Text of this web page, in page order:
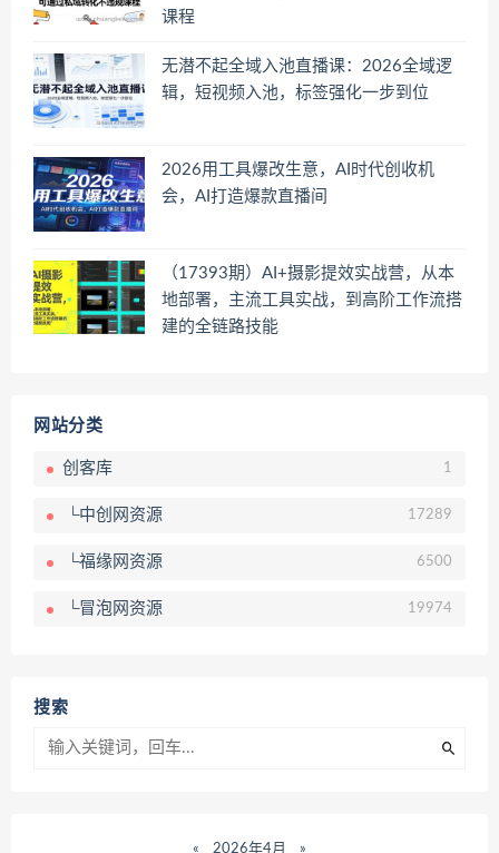
课程
无潜不起全域入池直播课：2026全域逻
辑，短视频入池，标签强化一步到位
2026用工具爆改生意，AI时代创收机
会，AI打造爆款直播间
（17393期）AI+摄影提效实战营，从本
地部署，主流工具实战，到高阶工作流搭
建的全链路技能
网站分类
创客库 1
└中创网资源 17289
└福缘网资源 6500
└冒泡网资源 19974
搜索
« 2026年4月 »